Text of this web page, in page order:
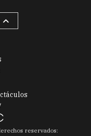
reservados: